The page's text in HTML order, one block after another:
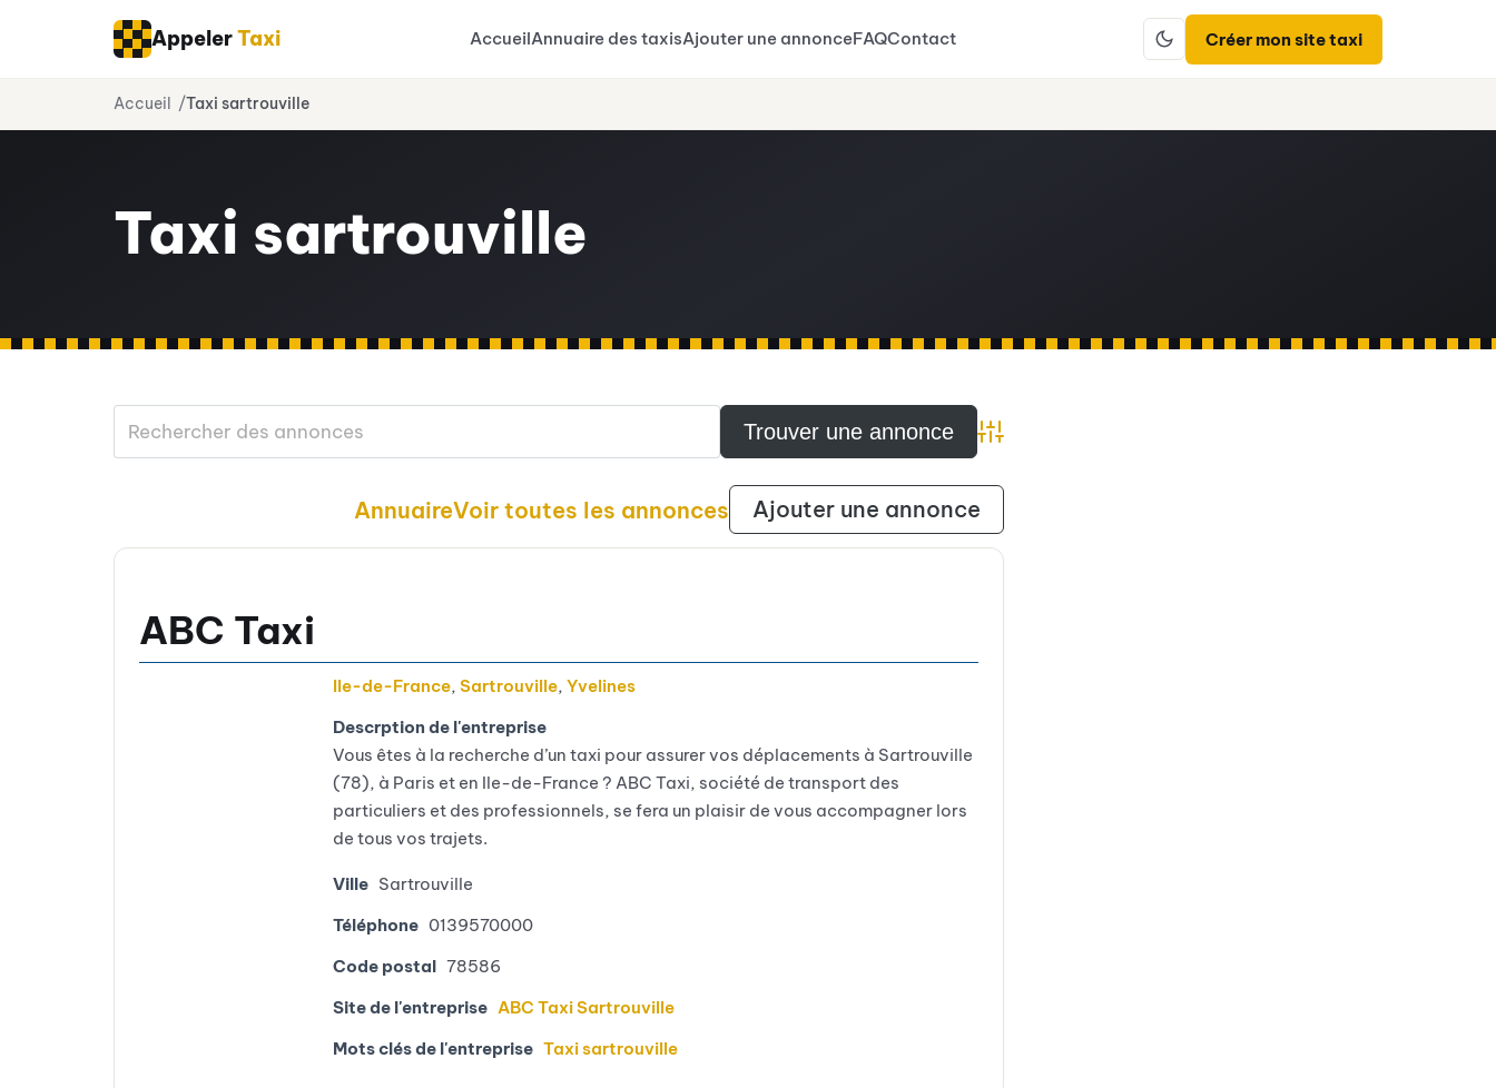
AppelerTaxi AccueilAnnuaire des taxisAjouter une annonceFAQContact Créer mon site taxi
Accueil Taxi sartrouville
Taxi sartrouville
Advanced Search
AnnuaireVoir toutes les annonces Ajouter une annonce
ABC Taxi
Ile-de-France, Sartrouville, Yvelines
Descrption de l'entreprise
Vous êtes à la recherche d’un taxi pour assurer vos déplacements à Sartrouville
(78), à Paris et en Ile-de-France ? ABC Taxi, société de transport des
particuliers et des professionnels, se fera un plaisir de vous accompagner lors
de tous vos trajets.
Ville Sartrouville
Téléphone 0139570000
Code postal 78586
Site de l'entreprise ABC Taxi Sartrouville
Mots clés de l'entreprise Taxi sartrouville